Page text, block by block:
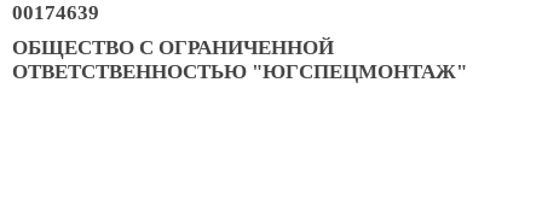
00174639
ОБЩЕСТВО С ОГРАНИЧЕННОЙ
ОТВЕТСТВЕННОСТЬЮ "ЮГСПЕЦМОНТАЖ"